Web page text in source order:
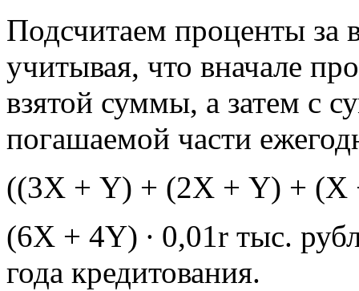
Подсчитаем проценты за
учитывая, что вначале
взятой суммы, а затем с
погашаемой части
((3Х + Y) + (2Х + Y) + (Х
(6X + 4Y) ∙ 0,01r тыс.
года кредитования.